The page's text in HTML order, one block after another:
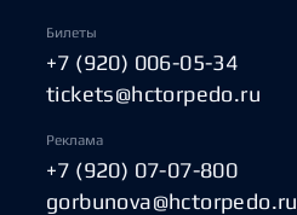
Билеты
+7 (920) 006-05-34
tickets@hctorpedo.ru
Реклама
+7 (920) 07-07-800
gorbunova@hctorpedo.ru